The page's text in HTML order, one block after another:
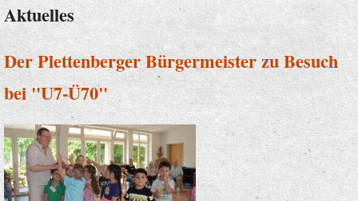
Aktuelles
Der Plettenberger Bürgermeister zu Besuch
bei "U7-Ü70"